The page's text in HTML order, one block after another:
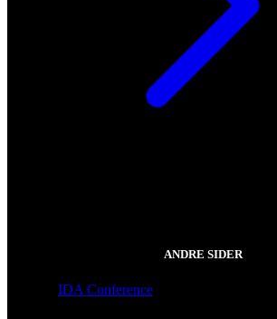
ANDRE SIDER
IDA Conference